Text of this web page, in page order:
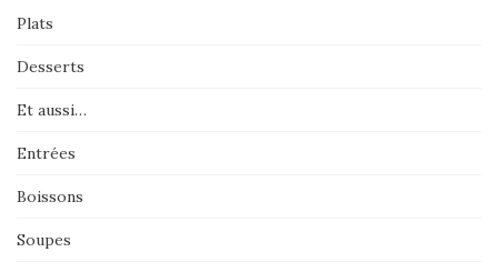
Plats
Desserts
Et aussi…
Entrées
Boissons
Soupes